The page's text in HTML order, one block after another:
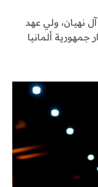
نهيان، ولي عهد
ألمانيا